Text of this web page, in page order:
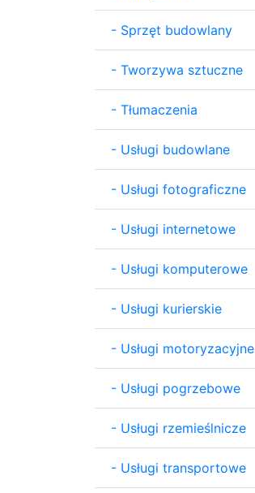
- Sprzęt budowlany
- Tworzywa sztuczne
- Tłumaczenia
- Usługi budowlane
- Usługi fotograficzne
- Usługi internetowe
- Usługi komputerowe
- Usługi kurierskie
- Usługi motoryzacyjne
- Usługi pogrzebowe
- Usługi rzemieślnicze
- Usługi transportowe